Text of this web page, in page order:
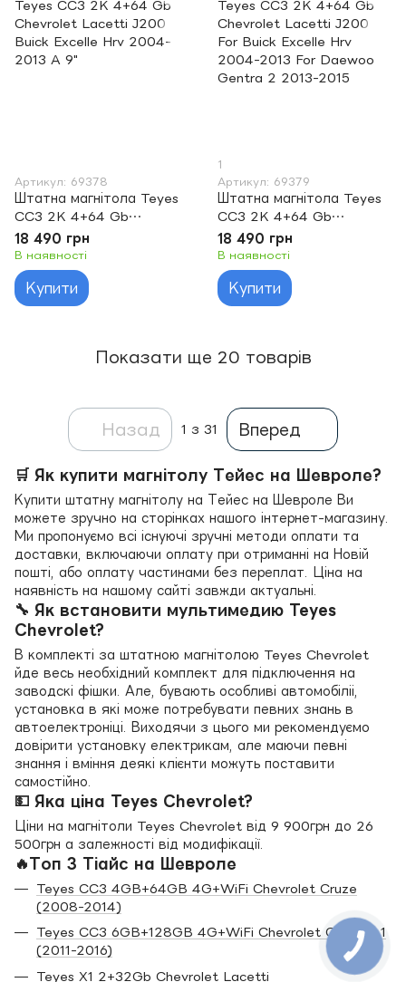
Артикул: 69378
Штатна магнітола Teyes
CC3 2K 4+64 Gb
Chevrolet Lacetti J200
Buick Excelle Hrv 2004-
2013 A 9"
18 490 грн
В наявності
Купити
1
Артикул: 69379
Штатна магнітола Teyes
CC3 2K 4+64 Gb
Chevrolet Lacetti J200
For Buick Excelle Hrv
2004-2013 For Daewoo
Gentra 2 2013-2015
18 490 грн
В наявності
Купити
Показати ще 20 товарів
Назад 1 з 31 Вперед
🛒 Як купити магнітолу Тейес на Шевроле?
Купити штатну магнітолу на Тейес на Шевроле Ви
можете зручно на сторінках нашого інтернет-магазину.
Ми пропонуємо всі існуючі зручні методи оплати та
доставки, включаючи оплату при отриманні на Новій
пошті, або оплату частинами без переплат. Ціна на
наявність на нашому сайті завжди актуальні.
🔧 Як встановити мультимедию Teyes
Chevrolet?
В комплекті за штатною магнітолою Teyes Chevrolet
йде весь необхідний комплект для підключення на
заводскі фішки. Але, бувають особливі автомобіліі,
установка в які може потребувати певних знань в
автоелектроніці. Виходячи з цього ми рекомендуємо
довірити установку електрикам, але маючи певні
знання і вміння деякі клієнти можуть поставити
самостійно.
💵 Яка ціна Teyes Chevrolet?
Ціни на магнітоли Teyes Chevrolet від 9 900грн до 26
500грн а залежності від модифікації.
🔥Топ 3 Тіайс на Шевроле
Teyes CC3 4GB+64GB 4G+WiFi Chevrolet Cruze
(2008-2014)
Teyes CC3 6GB+128GB 4G+WiFi Chevrolet Captiva 1
(2011-2016)
Teyes X1 2+32Gb Chevrolet Lacetti